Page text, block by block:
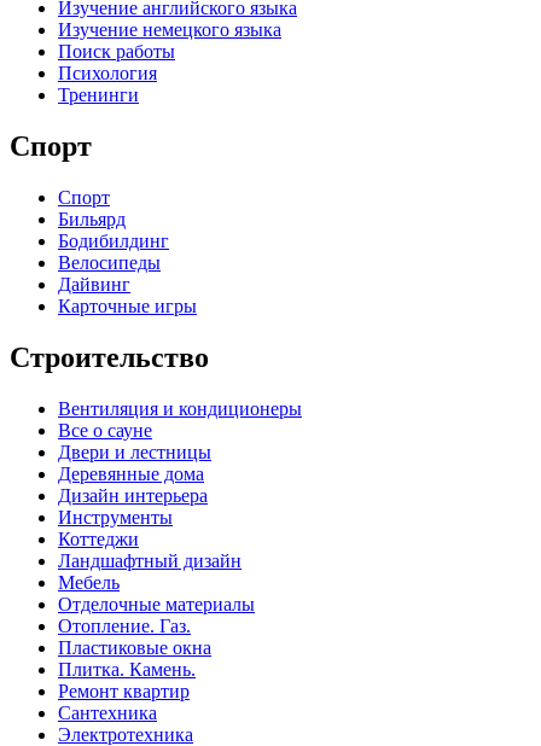
Изучение английского языка
Изучение немецкого языка
Поиск работы
Психология
Тренинги
Спорт
Спорт
Бильярд
Бодибилдинг
Велосипеды
Дайвинг
Карточные игры
Строительство
Вентиляция и кондиционеры
Все о сауне
Двери и лестницы
Деревянные дома
Дизайн интерьера
Инструменты
Коттеджи
Ландшафтный дизайн
Мебель
Отделочные материалы
Отопление. Газ.
Пластиковые окна
Плитка. Камень.
Ремонт квартир
Сантехника
Электротехника